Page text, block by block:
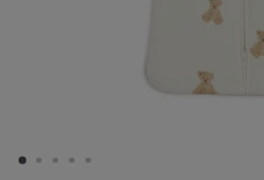
Voor 23:00 besteld,
verzonden
Betaal nu of in 3 delen